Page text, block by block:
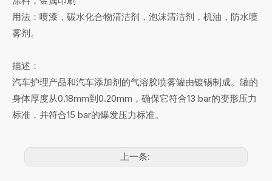
用法：喷漆，碳水化合物清洁剂，泡沫清洁剂，机油，防水喷
雾剂。
描述：
汽车护理产品和汽车添加剂的气溶胶喷雾罐由镀锡制成。罐的
身体厚度从0.18mm到0.20mm，确保它符合13 bar的变形压力
标准，并符合15 bar的爆发压力标准。
上一条: